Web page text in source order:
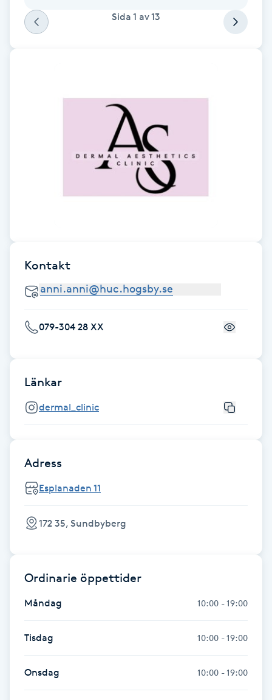
Fotsvamp
Fotvård
Fransk manikyr
Fransrengöring
Frekvensterapi
Friskvård
Funktionsanalys
Färgning
Föning
Gel naglar
Gelenaglar
Gellack
Sida 1 av13
Kontakt
079-304 28 XX
Länkar
dermal_clinic
Adress
Esplanaden 11
172 35, Sundbyberg
Ordinarie öppettider
Måndag 10:00 - 19:00
Tisdag 10:00 - 19:00
Onsdag 10:00 - 19:00